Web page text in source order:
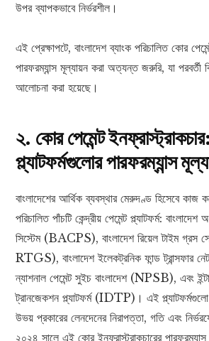
উপর ব্যাপকভাবে নির্ভরশীল।
এই প্রেক্ষাপটে, বাংলাদেশ ব্যাংক পরিচালিত কোর
পারফরম্যান্স মূল্যায়ন করা অত্যন্ত জরুরি, যা পরবর্তী
আলোচনা করা হয়েছে।
২. কোর পেমেন্ট
প্ল্যাটফর্মগুলোর পারফরম্যান্স
বাংলাদেশের আর্থিক ব্যবস্থার মেরুদণ্ড হিসেবে কাজ
পরিচালিত পাঁচটি কেন্দ্রীয় পেমেন্ট প্ল্যাটফর্ম:
সিস্টেম (BACPS), বাংলাদেশ রিয়েল টাইম গ্রস
RTGS), বাংলাদেশ ইলেকট্রনিক ফান্ড ট্রান্সফার
ন্যাশনাল পেমেন্ট সুইচ বাংলাদেশ (NPSB), এবং
ট্রানজেকশন প্ল্যাটফর্ম (IDTP)। এই প্ল্যাটফর্মগুলো
উভয় প্রকারের লেনদেনের নিরাপত্তা, গতি এবং
২০২৪ সালে এই কোর ইনফ্রাস্ট্রাকচারের পারফরম্যান্স